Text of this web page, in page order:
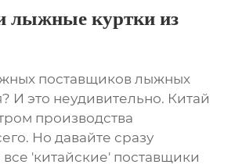
лыжные куртки из
поставщиков лыжных
? И это неудивительно. Китай
производства
Но давайте сразу
'китайские' поставщики